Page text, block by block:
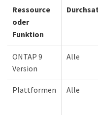
Ressource
oder
Funktion
ONTAP 9
Version
Alle
Plattformen Alle